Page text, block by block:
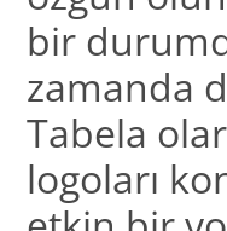
bir
zamanda
Tabela
logoları